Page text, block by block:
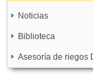
Noticias
Biblioteca
Asesoría de riegos